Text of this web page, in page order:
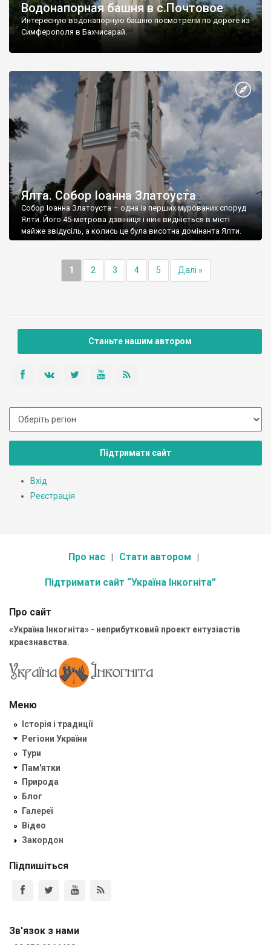
Водонапорная башня в с.Почтовое
Интересную водонапорную башню посмотрели по дороге из
Симферополя в Бахчисарай.
Ялта. Собор Іоанна Златоуста
Собор Іоанна Златоуста – одна із перших мурованих споруд
Ялти. Його 45-метрова дзвіниця і нині видніється в місті
майже звідусіль, а колись це була висотна домінанта Ялти.
1 2 3 4 5 Далі »
Станьте нашим автором
Підтримати сайт
Вхід
Реєстрація
Про нас Стати автором
Підтримати сайт “Україна Інкогніта”
Про сайт
«Україна Інкогніта» - неприбутковий проект ентузіастів
краєзнавства.
Меню
Історія і традиції
Регіони України
Тури
Пам'ятки
Природа
Блог
Галереї
Відео
Закордон
Підпишіться
Зв'язок з нами